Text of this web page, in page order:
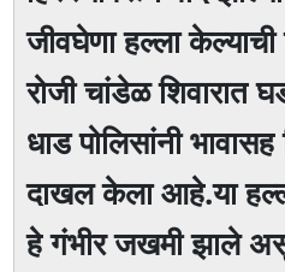
जीवघेणा हल्ला
रोजी चांडेळ शिवारात
धाड पोलिसांनी भावासह
दाखल केला आहे.या
हे गंभीर जखमी झाले